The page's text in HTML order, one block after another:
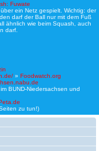
Fuwate
ein Netz gespielt. Wichtig: der
darf der Ball nur mit dem Fuß
ähnlich wie beim Squash, auch
darf.
» Foodwatch.org
BUND-Niedersachsen und
zu tun!)